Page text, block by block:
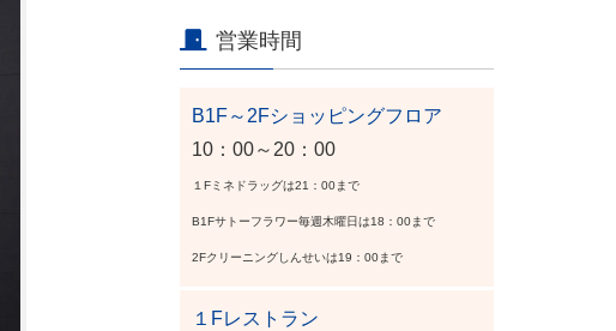
営業時間
B1F～2Fショッピングフロア
10：00～20：00
１Fミネドラッグは21：00まで
B1Fサトーフラワー毎週木曜日は18：00まで
2Fクリーニングしんせいは19：00まで
１Fレストラン